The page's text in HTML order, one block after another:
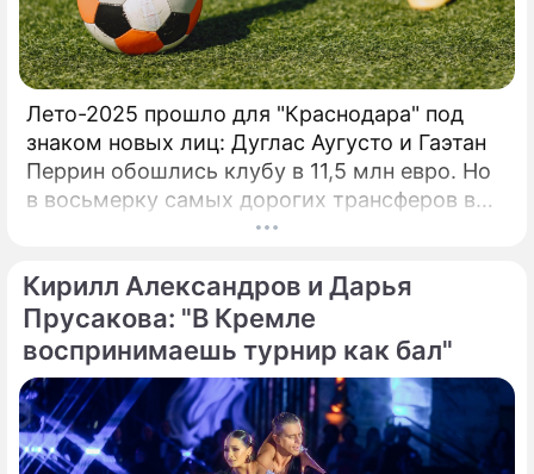
деятельность и проводится под эгидой
Евро-Азиатского Танцевального Совета
(ЕАDC), который с 2019 года объединил 15
стран, и сразу же в октябре этого года
провел первые чемпионаты в Китае (г.
Лето-2025 прошло для "Краснодара" под
знаком новых лиц: Дуглас Аугусто и Гаэтан
Перрин обошлись клубу в 11,5 млн евро. Но
в восьмерку самых дорогих трансферов в
истории "быков" эти сделки даже не попали.
действительно выкладывали внушительные
суммы.
Кирилл Александров и Дарья
Прусакова: "В Кремле
воспринимаешь турнир как бал"